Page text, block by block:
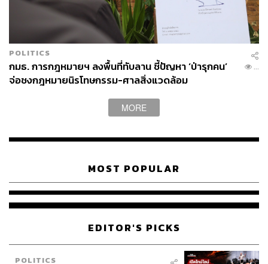
POLITICS
กมธ. การกฎหมายฯ ลงพื้นที่ทับลาน ชี้ปัญหา ‘ป่ารุกคน’
จ่อชงกฎหมายนิรโทษกรรม-ศาลสิ่งแวดล้อม
...
MORE
MOST POPULAR
EDITOR'S PICKS
POLITICS